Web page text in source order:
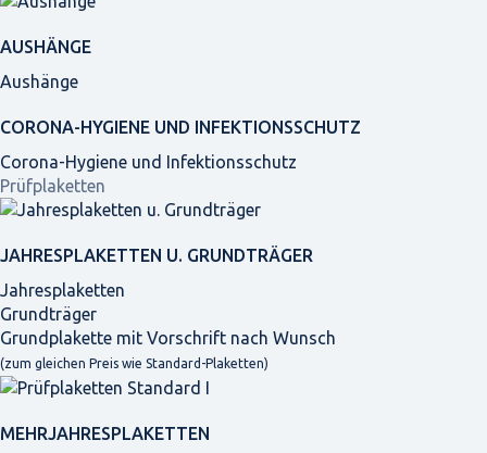
AUSHÄNGE
Aushänge
CORONA-HYGIENE UND INFEKTIONSSCHUTZ
Corona-Hygiene und Infektionsschutz
Prüfplaketten
JAHRES­PLAKETTEN U. GRUNDTRÄGER
Jahresplaketten
Grundträger
Grundplakette mit Vorschrift nach Wunsch
(zum gleichen Preis wie Standard-Plaketten)
MEHRJAHRES­PLAKETTEN